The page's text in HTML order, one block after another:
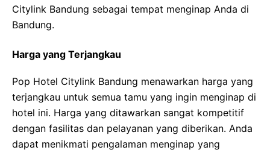
Citylink Bandung sebagai tempat menginap Anda di
Bandung.
Harga yang Terjangkau
Pop Hotel Citylink Bandung menawarkan harga yang
terjangkau untuk semua tamu yang ingin menginap di
hotel ini. Harga yang ditawarkan sangat kompetitif
dengan fasilitas dan pelayanan yang diberikan. Anda
dapat menikmati pengalaman menginap yang